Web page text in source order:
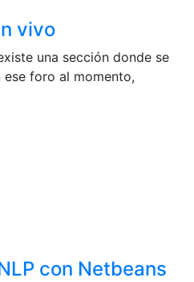
vivo
una sección donde se
foro al momento,
con Netbeans